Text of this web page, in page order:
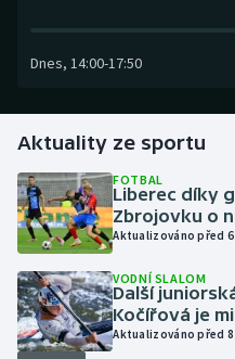
Golf
Gymnastika
Házená
Jezdectví
Judo
Krasobruslení
Dnes, 14:00-17:50
Aktuality ze sportu
FOTBAL
Liberec díky
Zbrojovku o
Aktualizováno před
VODNÍ SLALOM
Další
Kočířová je
Aktualizováno před